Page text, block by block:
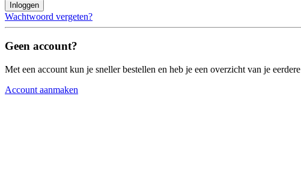
Inloggen
Wachtwoord vergeten?
Geen account?
Met een account kun je sneller bestellen en heb je een overzicht van je
Account aanmaken